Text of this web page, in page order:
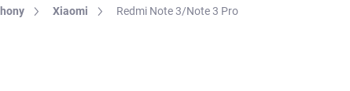
Xiaomi Redmi Note 3/Note 3 Pro